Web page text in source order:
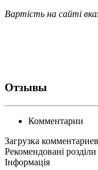
Вартість на сайті
Отзывы
Комментарии
Загрузка
Рекомендовані розділи
Інформація